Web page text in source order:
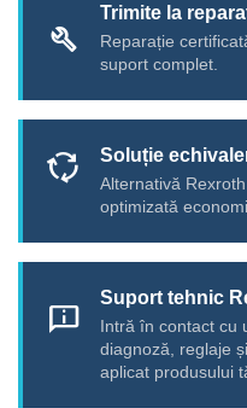
build
Trimite la
Reparație
suport complet.
cycle Soluție
Alternativă
optimizată
chat_info
Suport tehnic
Intră în contact cu
diagnoză, reglaje
aplicat produsului